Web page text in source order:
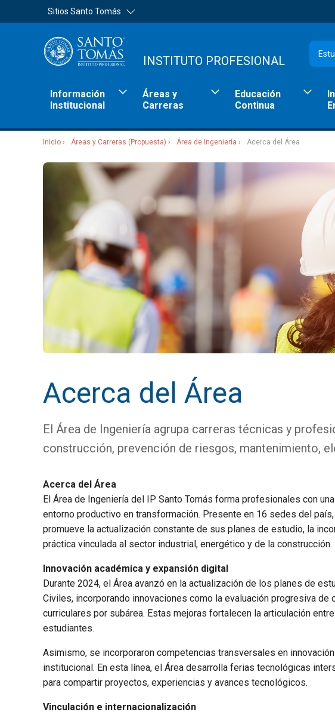
Sitios Santo Tomás
INSTITUTO PROFESIONAL
Información
Institucional
Áreas y
Carreras
Educación
Continua
Inicio Áreas y Carreras (Propuesta) Área de Ingeniería Acerca del Área
Acerca del Área
El Área de Ingeniería agrupa carreras técnicas y
construcción, prevención de riesgos, mantenimiento,
Acerca del Área
El Área de Ingeniería del IP Santo Tomás forma profesionales con
entorno productivo en transformación. Presente en 16 sedes del
promueve la actualización constante de sus planes de estudio, la
práctica vinculada al sector industrial, energético y de la construcción.
Innovación académica y expansión digital
Durante 2024, el Área avanzó en la actualización de los planes de
Civiles, incorporando innovaciones como la evaluación progresiva
curriculares por subárea. Estas mejoras fortalecen la articulación
estudiantes.
Asimismo, se incorporaron competencias transversales en
institucional. En esta línea, el Área desarrolla ferias tecnológicas
para compartir proyectos, experiencias y avances tecnológicos.
Vinculación e internacionalización